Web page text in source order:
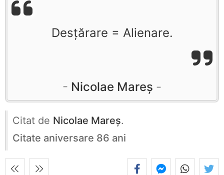
Desțărare = Alienare.
Nicolae Mareș
Citat de Nicolae Mareș.
Citate aniversare 86 ani